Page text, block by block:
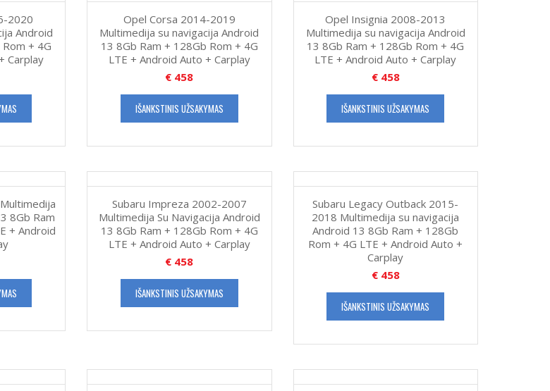
2020
Android
+ 4G
Carplay
Opel Corsa 2014-2019
Multimedija su navigacija Android
13 8Gb Ram + 128Gb Rom + 4G
LTE + Android Auto + Carplay
€ 458
IŠANKSTINIS UŽSAKYMAS
Opel Insignia 2008-2013
Multimedija su navigacija Android
13 8Gb Ram + 128Gb Rom + 4G
LTE + Android Auto + Carplay
€458
IŠANKSTINIS UŽSAKYMAS
8Gb Ram
+ Android
Subaru Impreza 2002-2007
Multimedija Su Navigacija Android
13 8Gb Ram + 128Gb Rom + 4G
LTE + Android Auto + Carplay
€ 458
IŠANKSTINIS UŽSAKYMAS
Subaru Legacy Outback 2015-
2018 Multimedija su navigacija
Android 13 8Gb Ram + 128Gb
Rom + 4G LTE + Android Auto +
Carplay
€458
IŠANKSTINIS UŽSAKYMAS